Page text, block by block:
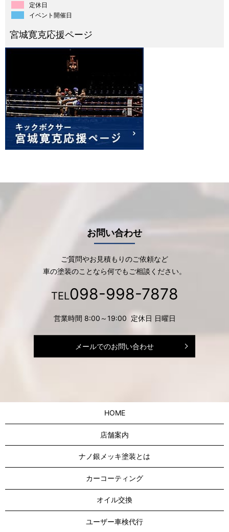
定休日
イベント開催日
お問い合わせ
ご質問やお見積もりのご依頼など
車の塗装のことなら何でもご相談ください。
TEL098-998-7878
営業時間 8:00～19:00 定休日 日曜日
メールでのお問い合わせ
HOME
店舗案内
ナノ銀メッキ塗装とは
カーコーティング
オイル交換
ユーザー車検代行